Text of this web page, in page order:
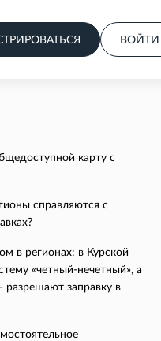
ВОЙТИ
карту с
справляются с
в регионах: в Курской
«четный-нечетный», а
разрешают заправку в